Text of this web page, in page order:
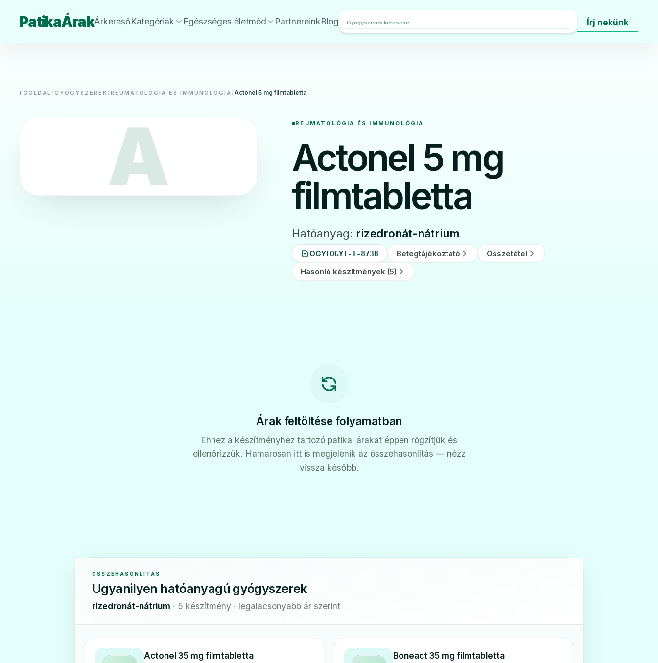
PatikaÁrakÁrkeresőKategóriák Egészséges életmód PartnereinkBlog Írj nekünk
FŐOLDAL/GYÓGYSZEREK /REUMATOLÓGIA ÉS IMMUNOLÓGIA/Actonel 5 mg filmtabletta
A REUMATOLÓGIA ÉS IMMUNOLÓGIA
Actonel 5 mg
filmtabletta
Hatóanyag: rizedronát-nátrium
OGYI:OGYI-T-8738 Betegtájékoztató
Összetétel
Hasonló készítmények (5)
Árak feltöltése folyamatban
Ehhez a készítményhez tartozó patikai árakat éppen rögzítjük és
ellenőrizzük. Hamarosan itt is megjelenik az összehasonlítás — nézz
vissza később.
ÖSSZEHASONLÍTÁS
Ugyanilyen hatóanyagú gyógyszerek
rizedronát-nátrium · 5 készítmény · legalacsonyabb ár szerint
Actonel 35 mg filmtabletta Boneact 35 mg filmtabletta